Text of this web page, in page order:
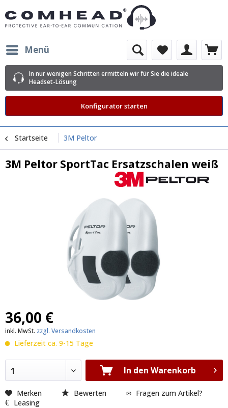
Menü
In nur wenigen Schritten ermitteln wir für Sie die ideale
Headset-Lösung
Konfigurator starten
Startseite 3M Peltor
3M Peltor SportTac Ersatzschalen weiß
36,00 €
inkl. MwSt. zzgl. Versandkosten
Lieferzeit ca. 9-15 Tage
1 In den Warenkorb
Merken Bewerten
Fragen zum Artikel?
Leasing